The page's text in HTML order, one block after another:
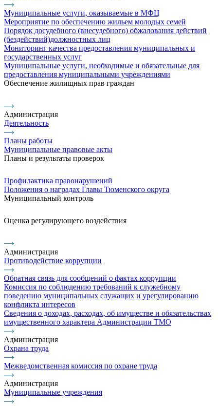
Муниципальные услуги, оказываемые в МФЦ
Мероприятие по обеспечению жильем молодых семей
Порядок досудебного (внесудебного) обжалования действий
(бездействий)должностных лиц
Мониторинг качества предоставления муниципальных и
государственных услуг
Муниципальные услуги, необходимые и обязательные для
предоставления муниципальными учреждениями
Обеспечение жилищных прав граждан
Администрация
Деятельность
Планы работы
Муниципальные правовые акты
Планы и результаты проверок
Профилактика правонарушений
Положения о наградах Главы Тюменского округа
Муниципальный контроль
Оценка регулирующего воздействия
Администрация
Противодействие коррупции
Обратная связь для сообщений о фактах коррупции
Комиссия по соблюдению требований к служебному
поведению муниципальных служащих и урегулированию
конфликта интересов
Сведения о доходах, расходах, об имуществе и обязательствах
имущественного характера Администрации ТМО
Администрация
Охрана труда
Межведомственная комиссия по охране труда
Администрация
Муниципальные учреждения